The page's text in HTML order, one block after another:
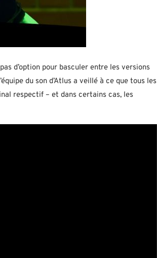
d’option pour basculer entre les versions
du son d’Atlus a veillé à ce que tous les
respectif – et dans certains cas, les